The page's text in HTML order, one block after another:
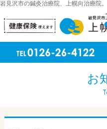
岩見沢市の鍼灸治療院、上幌向治療院。
お